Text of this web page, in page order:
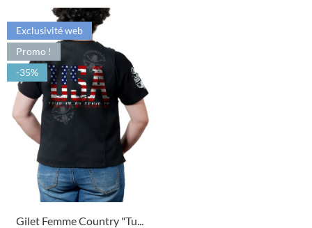
Gilet Femme Country "Tu...
Exclusivité web
Promo !
-35%